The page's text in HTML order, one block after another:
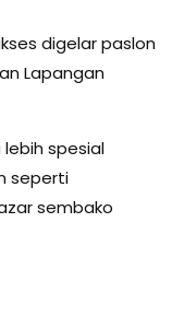
digelar paslon
Lapangan
lebih spesial
seperti
sembako